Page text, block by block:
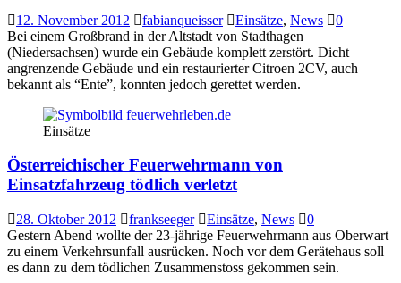
12. November 2012 fabianqueisser Einsätze, News
0
Bei einem Großbrand in der Altstadt von Stadthagen
(Niedersachsen) wurde ein Gebäude komplett zerstört. Dicht
angrenzende Gebäude und ein restaurierter Citroen 2CV, auch
bekannt als “Ente”, konnten jedoch gerettet werden.
Einsätze
Österreichischer Feuerwehrmann von
Einsatzfahrzeug tödlich verletzt
28. Oktober 2012 frankseeger Einsätze, News
0
Gestern Abend wollte der 23-jährige Feuerwehrmann aus Oberwart
zu einem Verkehrsunfall ausrücken. Noch vor dem Gerätehaus soll
es dann zu dem tödlichen Zusammenstoss gekommen sein.